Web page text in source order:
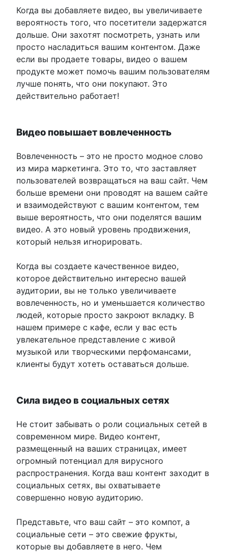
Когда вы добавляете видео, вы увеличиваете
вероятность того, что посетители задержатся
дольше. Они захотят посмотреть, узнать или
просто насладиться вашим контентом. Даже
если вы продаете товары, видео о вашем
продукте может помочь вашим пользователям
лучше понять, что они покупают. Это
действительно работает!
Видео повышает вовлеченность
Вовлеченность – это не просто модное слово
из мира маркетинга. Это то, что заставляет
пользователей возвращаться на ваш сайт. Чем
больше времени они проводят на вашем сайте
и взаимодействуют с вашим контентом, тем
выше вероятность, что они поделятся вашим
видео. А это новый уровень продвижения,
который нельзя игнорировать.
Когда вы создаете качественное видео,
которое действительно интересно вашей
аудитории, вы не только увеличиваете
вовлеченность, но и уменьшается количество
людей, которые просто закроют вкладку. В
нашем примере с кафе, если у вас есть
увлекательное представление с живой
музыкой или творческими перфомансами,
клиенты будут хотеть оставаться дольше.
Сила видео в социальных сетях
Не стоит забывать о роли социальных сетей в
современном мире. Видео контент,
размещенный на ваших страницах, имеет
огромный потенциал для вирусного
распространения. Когда ваш контент заходит в
социальных сетях, вы охватываете
совершенно новую аудиторию.
Представьте, что ваш сайт – это компот, а
социальные сети – это свежие фрукты,
которые вы добавляете в него. Чем